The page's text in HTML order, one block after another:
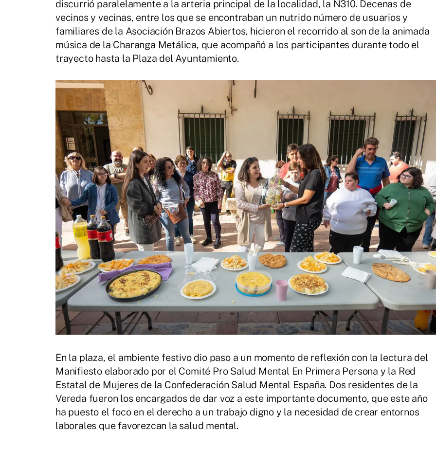
discurrió paralelamente a la arteria principal de la localidad, la N310. Decenas de
vecinos y vecinas, entre los que se encontraban un nutrido número de usuarios y
familiares de la Asociación Brazos Abiertos, hicieron el recorrido al son de la animada
música de la Charanga Metálica, que acompañó a los participantes durante todo el
trayecto hasta la Plaza del Ayuntamiento.
En la plaza, el ambiente festivo dio paso a un momento de reflexión con la lectura del
Manifiesto elaborado por el Comité Pro Salud Mental En Primera Persona y la Red
Estatal de Mujeres de la Confederación Salud Mental España. Dos residentes de la
Vereda fueron los encargados de dar voz a este importante documento, que este año
ha puesto el foco en el derecho a un trabajo digno y la necesidad de crear entornos
laborales que favorezcan la salud mental.